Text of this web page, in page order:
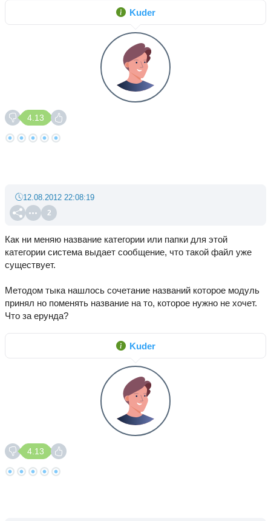
Kuder
4.13
2
12.08.2012 22:08:19
Как ни меняю название категории или папки для этой
категории система выдает сообщение, что такой файл уже
существует.
Методом тыка нашлось сочетание названий которое модуль
принял но поменять название на то, которое нужно не хочет.
Что за ерунда?
Kuder
4.13